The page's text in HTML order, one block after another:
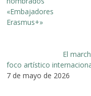
El
foco artístico
7 de mayo de 2026